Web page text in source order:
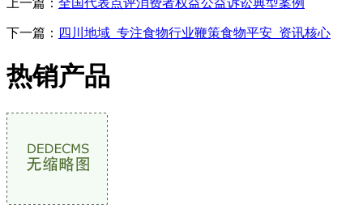
下一篇： 四川地域_专注食物行业鞭策食物平安_资讯核心
热销产品